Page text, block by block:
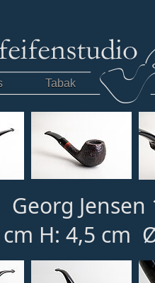
Tabak
Georg Jensen
H: 4,5 cm